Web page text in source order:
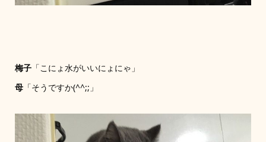
梅子「こにょ水がいいにょにゃ」
母「そうですか(^^;;」